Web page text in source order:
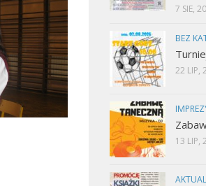
7 SIE,
BEZ
22 LIP,
13 LIP,